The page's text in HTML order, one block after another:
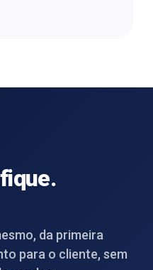
da primeira
para o cliente, sem